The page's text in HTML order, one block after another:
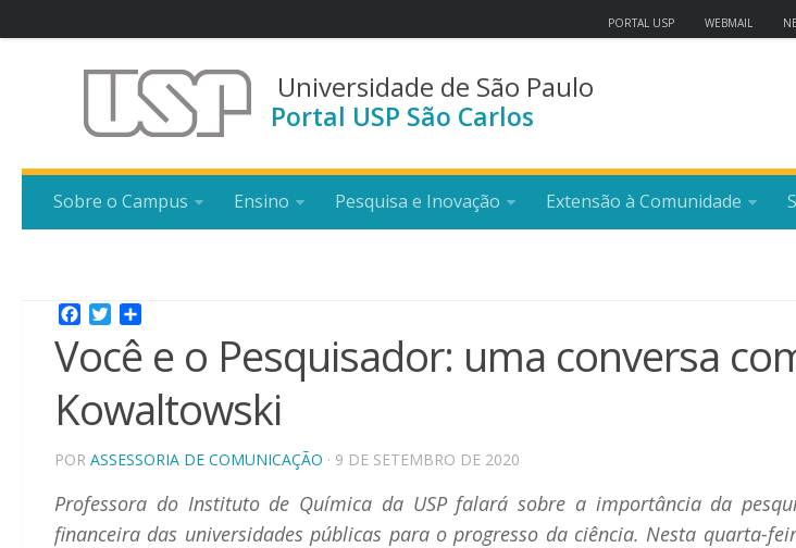
PORTAL USP WEBMAIL
Universidade de São Paulo
Portal USP São Carlos
Sobre o Campus Ensino Pesquisa e Inovação Extensão à Comunidade
Facebook
Twitter
Você e o Pesquisador: uma conversa
Kowaltowski
POR ASSESSORIA DE COMUNICAÇÃO · 9 DE SETEMBRO DE 2020
Professora do Instituto de Química da USP falará sobre a importância da
financeira das universidades públicas para o progresso da ciência. Nesta quarta-